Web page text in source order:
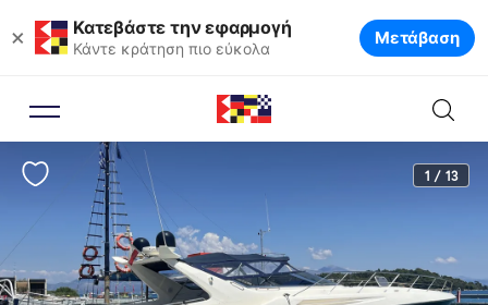
× Κατεβάστε την εφαρμογή
Κάντε κράτηση πιο εύκολα Μετάβαση
1 / 13